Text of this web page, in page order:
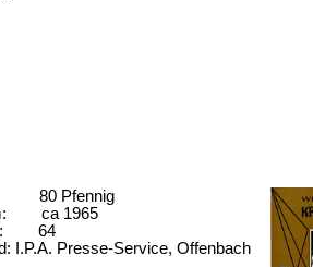
80 Pfennig
ca 1965
64
I.P.A. Presse-Service, Offenbach